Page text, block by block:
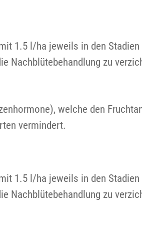
1.5 l/ha jeweils in den
Nachblütebehandlung zu
welche den
vermindert.
1.5 l/ha jeweils in den
Nachblütebehandlung zu